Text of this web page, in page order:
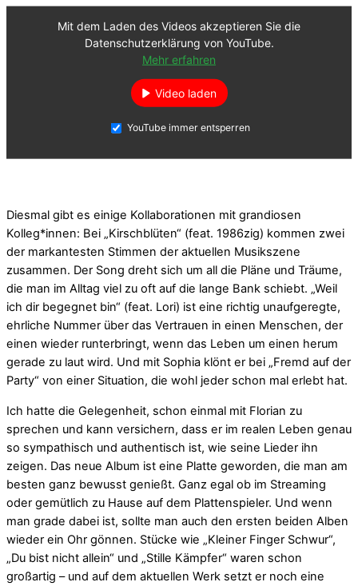
Mit dem Laden des Videos akzeptieren Sie die
Datenschutzerklärung von YouTube.
Mehr erfahren
Video laden
YouTube immer entsperren
Diesmal gibt es einige Kollaborationen mit grandiosen
Kolleg*innen: Bei „Kirschblüten“ (feat. 1986zig) kommen zwei
der markantesten Stimmen der aktuellen Musikszene
zusammen. Der Song dreht sich um all die Pläne und Träume,
die man im Alltag viel zu oft auf die lange Bank schiebt. „Weil
ich dir begegnet bin“ (feat. Lori) ist eine richtig unaufgeregte,
ehrliche Nummer über das Vertrauen in einen Menschen, der
einen wieder runterbringt, wenn das Leben um einen herum
gerade zu laut wird. Und mit Sophia klönt er bei „Fremd auf der
Party“ von einer Situation, die wohl jeder schon mal erlebt hat.
Ich hatte die Gelegenheit, schon einmal mit Florian zu
sprechen und kann versichern, dass er im realen Leben genau
so sympathisch und authentisch ist, wie seine Lieder ihn
zeigen. Das neue Album ist eine Platte geworden, die man am
besten ganz bewusst genießt. Ganz egal ob im Streaming
oder gemütlich zu Hause auf dem Plattenspieler. Und wenn
man grade dabei ist, sollte man auch den ersten beiden Alben
wieder ein Ohr gönnen. Stücke wie „Kleiner Finger Schwur“,
„Du bist nicht allein“ und „Stille Kämpfer“ waren schon
großartig – und auf dem aktuellen Werk setzt er noch eine